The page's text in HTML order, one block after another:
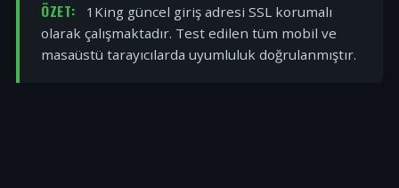
ÖZET:
1King güncel giriş adresi SSL korumalı
olarak çalışmaktadır. Test edilen tüm mobil ve
masaüstü tarayıcılarda uyumluluk doğrulanmıştır.